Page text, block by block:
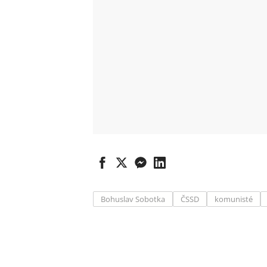
Bohuslav Sobotka ČSSD komunisté